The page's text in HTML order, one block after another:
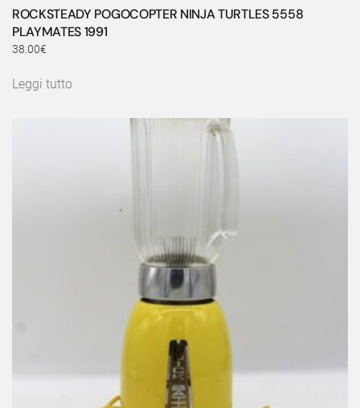
ROCKSTEADY POGOCOPTER NINJA TURTLES 5558
PLAYMATES 1991
38.00€
Leggi tutto